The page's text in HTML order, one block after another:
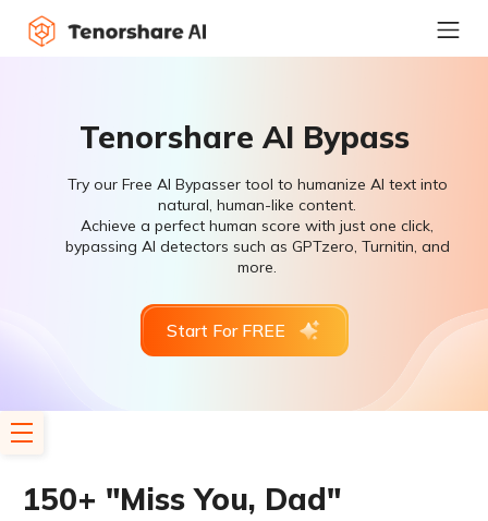
Tenorshare AI Bypass
Try our Free AI Bypasser tool to humanize AI text into
natural, human-like content.
Achieve a perfect human score with just one click,
bypassing AI detectors such as GPTzero, Turnitin, and
more.
Start For FREE
150+ "Miss You, Dad"